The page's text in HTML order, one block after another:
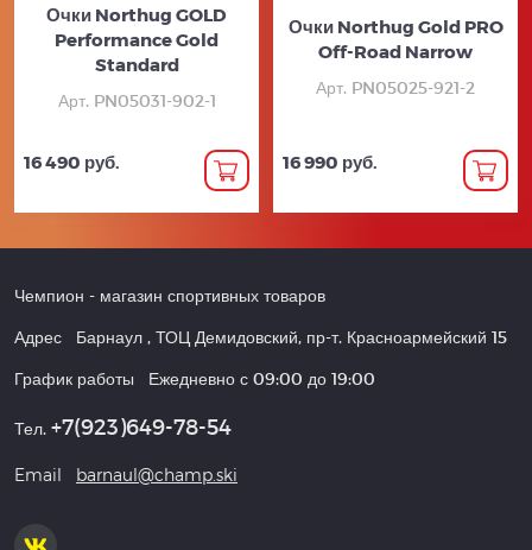
Очки Northug GOLD
Performance Gold
Standard
Арт. PN05031-902-1
16 490 руб.
Очки Northug Gold PRO
Off-Road Narrow
Арт. PN05025-921-2
16 990 руб.
Чемпион - магазин спортивных товаров
Адрес Барнаул , ТОЦ Демидовский, пр-т. Красноармейский 15
График работы Ежедневно с 09:00 до 19:00
Тел. +7(923)649-78-54
Email barnaul@champ.ski